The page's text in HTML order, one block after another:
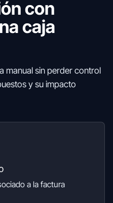
con
caja
manual sin perder control
y su impacto
a la factura